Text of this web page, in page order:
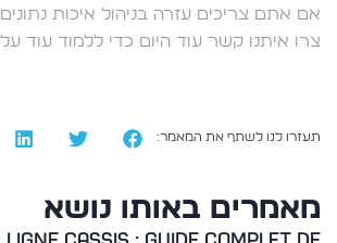
מאמרים באותו נושא
צרו איתנו קשר עוד היום כדי ללמוד עוד
תעזרו לנו לשתף את המאמר: